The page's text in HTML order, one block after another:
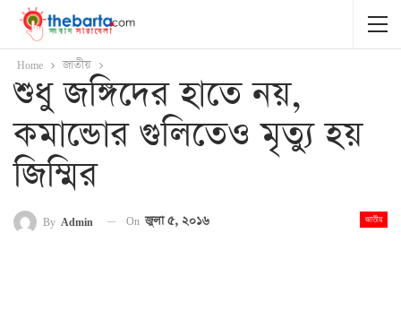
Home জাতীয়
শুধু জঙ্গিদের হাতে নয়,
কমান্ডোর গুলিতেও মৃত্যু হয়
জিম্মির
জাতীয়
By Admin On জুলা ৫, ২০১৬